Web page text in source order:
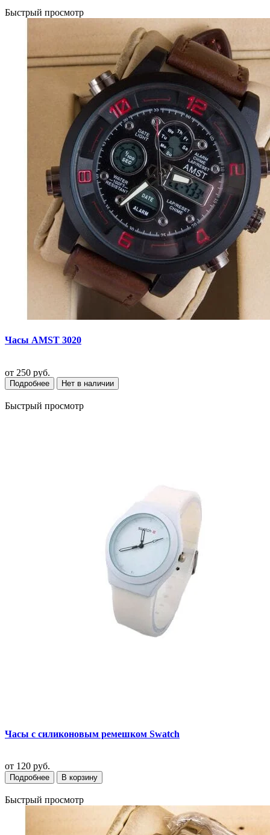
Быстрый просмотр
Часы AMST 3020
от 250 руб.
Подробнее Нет в наличии
Быстрый просмотр
Часы с силиконовым ремешком Swatch
от 120 руб.
Подробнее В корзину
Быстрый просмотр